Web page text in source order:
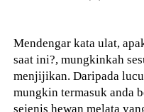
Mendengar kata ulat,
saat ini?, mungkinkah
menjijikan. Daripada
mungkin termasuk anda
sejenis hewan melata